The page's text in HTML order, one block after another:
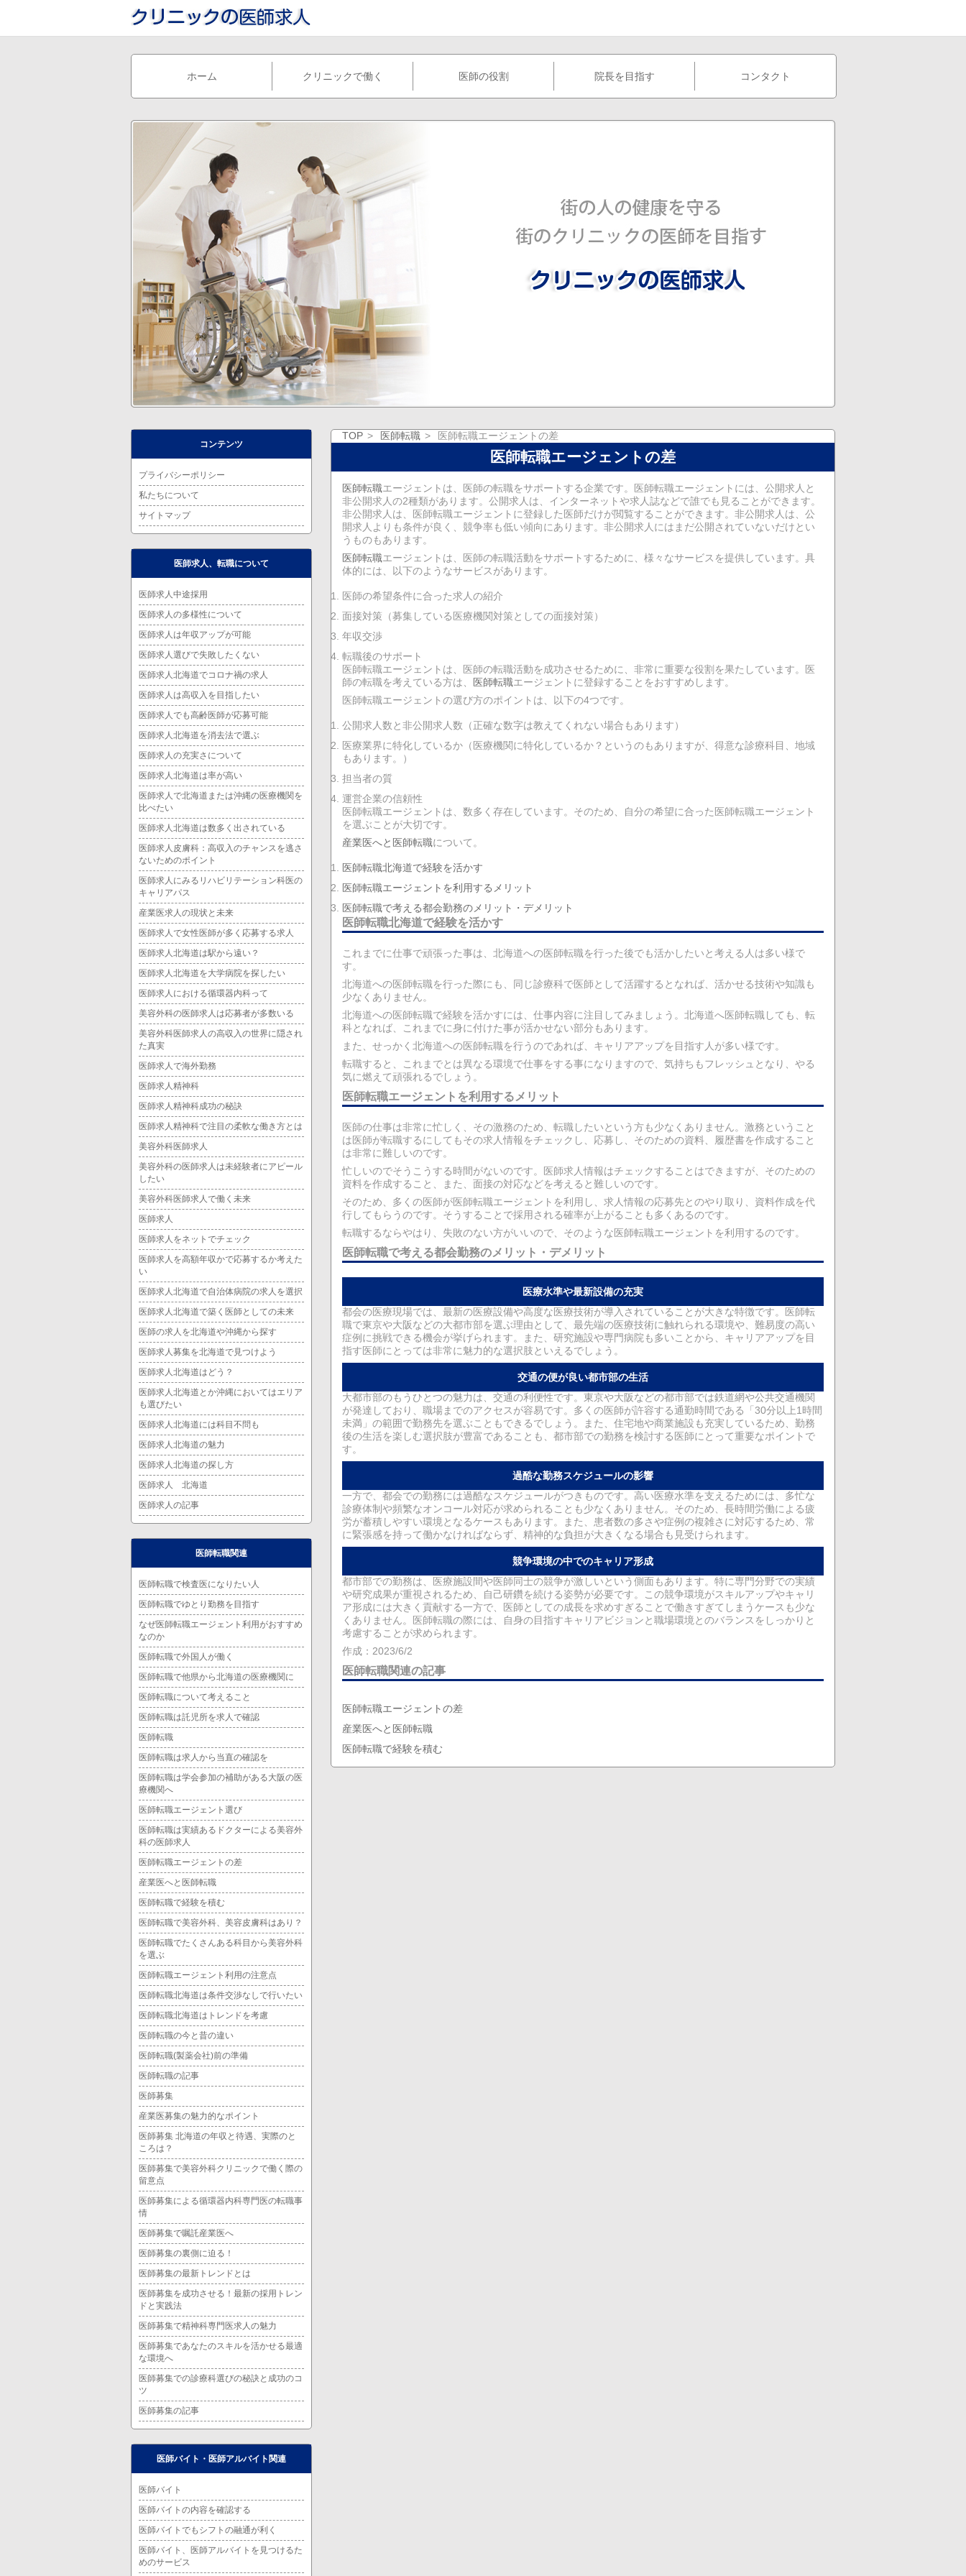
ホーム クリニックで働く 医師の役割 院長を目指す コンタクト
TOP 医師転職 医師転職エージェントの差
医師転職エージェントの差
医師転職エージェントは、医師の転職をサポートする企業です。医師転職エージェントには、公開求人と
非公開求人の2種類があります。公開求人は、インターネットや求人誌などで誰でも見ることができます。
非公開求人は、医師転職エージェントに登録した医師だけが閲覧することができます。非公開求人は、公
開求人よりも条件が良く、競争率も低い傾向にあります。非公開求人にはまだ公開されていないだけとい
うものもあります。
医師転職エージェントは、医師の転職活動をサポートするために、様々なサービスを提供しています。具
体的には、以下のようなサービスがあります。
医師の希望条件に合った求人の紹介
面接対策（募集している医療機関対策としての面接対策）
年収交渉
転職後のサポート
医師転職エージェントは、医師の転職活動を成功させるために、非常に重要な役割を果たしています。医
師の転職を考えている方は、
医師転職エージェントに登録することをおすすめします。
医師転職エージェントの選び方のポイントは、以下の4つです。
公開求人数と非公開求人数（正確な数字は教えてくれない場合もあります）
医療業界に特化しているか（医療機関に特化しているか？というのもありますが、得意な診療科目、地域
もあります。）
担当者の質
運営企業の信頼性
医師転職エージェントは、数多く存在しています。そのため、自分の希望に合った医師転職エージェント
を選ぶことが大切です。
産業医へと医師転職について。
医師転職北海道で経験を活かす
医師転職エージェントを利用するメリット
医師転職で考える都会勤務のメリット・デメリット
医師転職北海道で経験を活かす
これまでに仕事で頑張った事は、北海道への医師転職を行った後でも活かしたいと考える人は多い様で
す。
北海道への医師転職を行った際にも、同じ診療科で医師として活躍するとなれば、活かせる技術や知識も
少なくありません。
北海道への医師転職で経験を活かすには、仕事内容に注目してみましょう。北海道へ医師転職しても、転
科となれば、これまでに身に付けた事が活かせない部分もあります。
また、せっかく北海道への医師転職を行うのであれば、キャリアアップを目指す人が多い様です。
転職すると、これまでとは異なる環境で仕事をする事になりますので、気持ちもフレッシュとなり、やる
気に燃えて頑張れるでしょう。
医師転職エージェントを利用するメリット
医師の仕事は非常に忙しく、その激務のため、転職したいという方も少なくありません。激務ということ
は医師が転職するにしてもその求人情報をチェックし、応募し、そのための資料、履歴書を作成すること
は非常に難しいのです。
忙しいのでそうこうする時間がないのです。医師求人情報はチェックすることはできますが、そのための
資料を作成すること、また、面接の対応などを考えると難しいのです。
そのため、多くの医師が医師転職エージェントを利用し、求人情報の応募先とのやり取り、資料作成を代
行してもらうのです。そうすることで採用される確率が上がることも多くあるのです。
転職するならやはり、失敗のない方がいいので、そのような医師転職エージェントを利用するのです。
医師転職で考える都会勤務のメリット・デメリット
医療水準や最新設備の充実
都会の医療現場では、最新の医療設備や高度な医療技術が導入されていることが大きな特徴です。医師転
職で東京や大阪などの大都市部を選ぶ理由として、最先端の医療技術に触れられる環境や、難易度の高い
症例に挑戦できる機会が挙げられます。また、研究施設や専門病院も多いことから、キャリアアップを目
指す医師にとっては非常に魅力的な選択肢といえるでしょう。
交通の便が良い都市部の生活
大都市部のもうひとつの魅力は、交通の利便性です。東京や大阪などの都市部では鉄道網や公共交通機関
が発達しており、職場までのアクセスが容易です。多くの医師が許容する通勤時間である「30分以上1時間
未満」の範囲で勤務先を選ぶこともできるでしょう。また、住宅地や商業施設も充実しているため、勤務
後の生活を楽しむ選択肢が豊富であることも、都市部での勤務を検討する医師にとって重要なポイントで
す。
過酷な勤務スケジュールの影響
一方で、都会での勤務には過酷なスケジュールがつきものです。高い医療水準を支えるためには、多忙な
診療体制や頻繁なオンコール対応が求められることも少なくありません。そのため、長時間労働による疲
労が蓄積しやすい環境となるケースもあります。また、患者数の多さや症例の複雑さに対応するため、常
に緊張感を持って働かなければならず、精神的な負担が大きくなる場合も見受けられます。
競争環境の中でのキャリア形成
都市部での勤務は、医療施設間や医師同士の競争が激しいという側面もあります。特に専門分野での実績
や研究成果が重視されるため、自己研鑽を続ける姿勢が必要です。この競争環境がスキルアップやキャリ
ア形成には大きく貢献する一方で、医師としての成長を求めすぎることで働きすぎてしまうケースも少な
くありません。医師転職の際には、自身の目指すキャリアビジョンと職場環境とのバランスをしっかりと
考慮することが求められます。
作成：2023/6/2
医師転職関連の記事
医師転職エージェントの差
産業医へと医師転職
医師転職で経験を積む
コンテンツ
プライバシーポリシー
私たちについて
サイトマップ
医師求人、転職について
医師求人中途採用
医師求人の多様性について
医師求人は年収アップが可能
医師求人選びで失敗したくない
医師求人北海道でコロナ禍の求人
医師求人は高収入を目指したい
医師求人でも高齢医師が応募可能
医師求人北海道を消去法で選ぶ
医師求人の充実さについて
医師求人北海道は率が高い
医師求人で北海道または沖縄の医療機関を
比べたい
医師求人北海道は数多く出されている
医師求人皮膚科：高収入のチャンスを逃さ
ないためのポイント
医師求人にみるリハビリテーション科医の
キャリアパス
産業医求人の現状と未来
医師求人で女性医師が多く応募する求人
医師求人北海道は駅から遠い？
医師求人北海道を大学病院を探したい
医師求人における循環器内科って
美容外科の医師求人は応募者が多数いる
美容外科医師求人の高収入の世界に隠され
た真実
医師求人で海外勤務
医師求人精神科
医師求人精神科成功の秘訣
医師求人精神科で注目の柔軟な働き方とは
美容外科医師求人
美容外科の医師求人は未経験者にアピール
したい
美容外科医師求人で働く未来
医師求人
医師求人をネットでチェック
医師求人を高額年収かで応募するか考えた
い
医師求人北海道で自治体病院の求人を選択
医師求人北海道で築く医師としての未来
医師の求人を北海道や沖縄から探す
医師求人募集を北海道で見つけよう
医師求人北海道はどう？
医師求人北海道とか沖縄においてはエリア
も選びたい
医師求人北海道には科目不問も
医師求人北海道の魅力
医師求人北海道の探し方
医師求人 北海道
医師求人の記事
医師転職関連
医師転職で検査医になりたい人
医師転職でゆとり勤務を目指す
なぜ医師転職エージェント利用がおすすめ
なのか
医師転職で外国人が働く
医師転職で他県から北海道の医療機関に
医師転職について考えること
医師転職は託児所を求人で確認
医師転職
医師転職は求人から当直の確認を
医師転職は学会参加の補助がある大阪の医
療機関へ
医師転職エージェント選び
医師転職は実績あるドクターによる美容外
科の医師求人
医師転職エージェントの差
産業医へと医師転職
医師転職で経験を積む
医師転職で美容外科、美容皮膚科はあり？
医師転職でたくさんある科目から美容外科
を選ぶ
医師転職エージェント利用の注意点
医師転職北海道は条件交渉なしで行いたい
医師転職北海道はトレンドを考慮
医師転職の今と昔の違い
医師転職(製薬会社)前の準備
医師転職の記事
医師募集
産業医募集の魅力的なポイント
医師募集 北海道の年収と待遇、実際のと
ころは？
医師募集で美容外科クリニックで働く際の
留意点
医師募集による循環器内科専門医の転職事
情
医師募集で嘱託産業医へ
医師募集の裏側に迫る！
医師募集の最新トレンドとは
医師募集を成功させる！最新の採用トレン
ドと実践法
医師募集で精神科専門医求人の魅力
医師募集であなたのスキルを活かせる最適
な環境へ
医師募集での診療科選びの秘訣と成功のコ
ツ
医師募集の記事
医師バイト・医師アルバイト関連
医師バイト
医師バイトの内容を確認する
医師バイトでもシフトの融通が利く
医師バイト、医師アルバイトを見つけるた
めのサービス